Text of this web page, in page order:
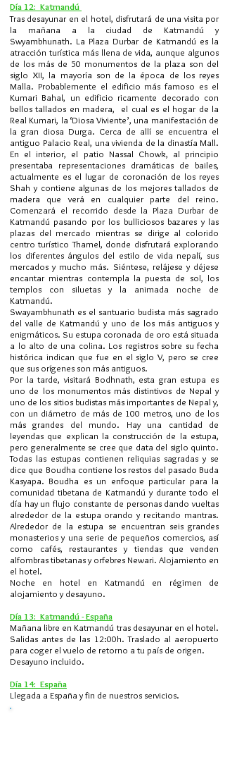
Día 12: Katmandú
Tras desayunar en el hotel, disfrutará de una visita por
la mañana a la ciudad de Katmandú y
Swyambhunath. La Plaza Durbar de Katmandú es la
atracción turística más llena de vida, aunque algunos
de los más de 50 monumentos de la plaza son del
siglo XII, la mayoría son de la época de los reyes
Malla. Probablemente el edificio más famoso es el
Kumari Bahal, un edificio ricamente decorado con
bellos tallados en madera, el cual es el hogar de la
Real Kumari, la ‘Diosa Viviente’, una manifestación de
la gran diosa Durga. Cerca de allí se encuentra el
antiguo Palacio Real, una vivienda de la dinastía Mall.
En el interior, el patio Nassal Chowk, al principio
presentaba representaciones dramáticas de bailes,
actualmente es el lugar de coronación de los reyes
Shah y contiene algunas de los mejores tallados de
madera que verá en cualquier parte del reino.
Comenzará el recorrido desde la Plaza Durbar de
Katmandú pasando por los bulliciosos bazares y las
plazas del mercado mientras se dirige al colorido
centro turístico Thamel, donde disfrutará explorando
los diferentes ángulos del estilo de vida nepalí, sus
mercados y mucho más. Siéntese, relájese y déjese
encantar mientras contempla la puesta de sol, los
templos con siluetas y la animada noche de
Katmandú.
Swayambhunath es el santuario budista más sagrado
del valle de Katmandú y uno de los más antiguos y
enigmáticos. Su estupa coronada de oro está situada
a lo alto de una colina. Los registros sobre su fecha
histórica indican que fue en el siglo V, pero se cree
que sus orígenes son más antiguos.
Por la tarde, visitará Bodhnath, esta gran estupa es
uno de los monumentos más distintivos de Nepal y
uno de los sitios budistas más importantes de Nepal y,
con un diámetro de más de 100 metros, uno de los
más grandes del mundo. Hay una cantidad de
leyendas que explican la construcción de la estupa,
pero generalmente se cree que data del siglo quinto.
Todas las estupas contienen reliquias sagradas y se
dice que Boudha contiene los restos del pasado Buda
Kasyapa. Boudha es un enfoque particular para la
comunidad tibetana de Katmandú y durante todo el
día hay un flujo constante de personas dando vueltas
alrededor de la estupa orando y recitando mantras.
Alrededor de la estupa se encuentran seis grandes
monasterios y una serie de pequeños comercios, así
como cafés, restaurantes y tiendas que venden
alfombras tibetanas y orfebres Newari. Alojamiento en
el hotel.
Noche en hotel en Katmandú en régimen de
alojamiento y desayuno.
Día 13: Katmandú - España
Mañana libre en Katmandú tras desayunar en el hotel.
Salidas antes de las 12:00h. Traslado al aeropuerto
para coger el vuelo de retorno a tu país de origen.
Desayuno incluido.
Día 14: España
Llegada a España y fin de nuestros servicios.